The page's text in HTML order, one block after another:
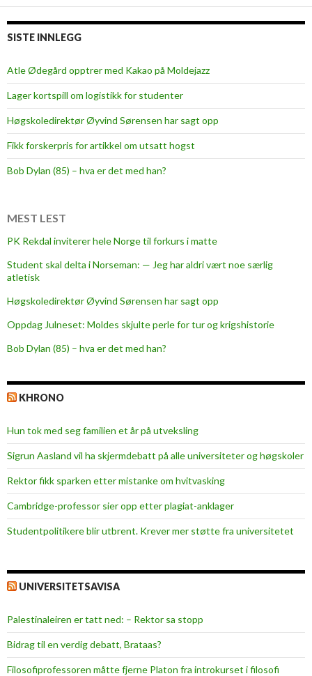
d
o
r
a
k
n
I
f
r
w
a
y
SISTE INNLEGG
Atle Ødegård opptrer med Kakao på Moldejazz
Lager kortspill om logistikk for studenter
Høgskoledirektør Øyvind Sørensen har sagt opp
Fikk forskerpris for artikkel om utsatt hogst
Bob Dylan (85) – hva er det med han?
MEST LEST
PK Rekdal inviterer hele Norge til forkurs i matte
Student skal delta i Norseman: — Jeg har aldri vært noe særlig
atletisk
Høgskoledirektør Øyvind Sørensen har sagt opp
Oppdag Julneset: Moldes skjulte perle for tur og krigshistorie
Bob Dylan (85) – hva er det med han?
KHRONO
Hun tok med seg familien et år på utveksling
Sigrun Aasland vil ha skjerm­debatt på alle universiteter og høgskoler
Rektor fikk sparken etter mistanke om hvitvasking
Cambridge-professor sier opp etter plagiat-anklager
Studentpolitikere blir utbrent. Krever mer støtte fra universitetet
UNIVERSITETSAVISA
Palestinaleiren er tatt ned: – Rektor sa stopp
Bidrag til en verdig debatt, Brataas?
Filosofiprofessoren måtte fjerne Platon fra introkurset i filosofi